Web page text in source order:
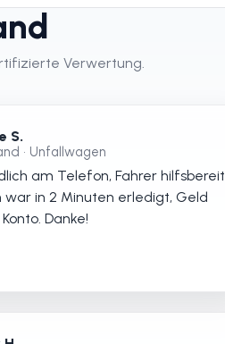
Verwertung.
S.
• Unfallwagen
am Telefon, Fahrer hilfsbereit.
war in 2 Minuten erledigt, Geld
Danke!